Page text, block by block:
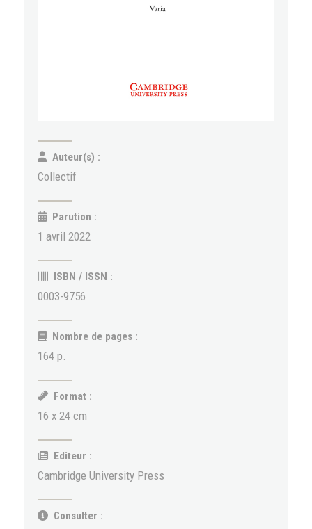
Auteur(s) :
Collectif
Parution :
1 avril 2022
ISBN / ISSN :
0003-9756
Nombre de pages :
164 p.
Format :
16 x 24 cm
Editeur :
Cambridge University Press
Consulter :